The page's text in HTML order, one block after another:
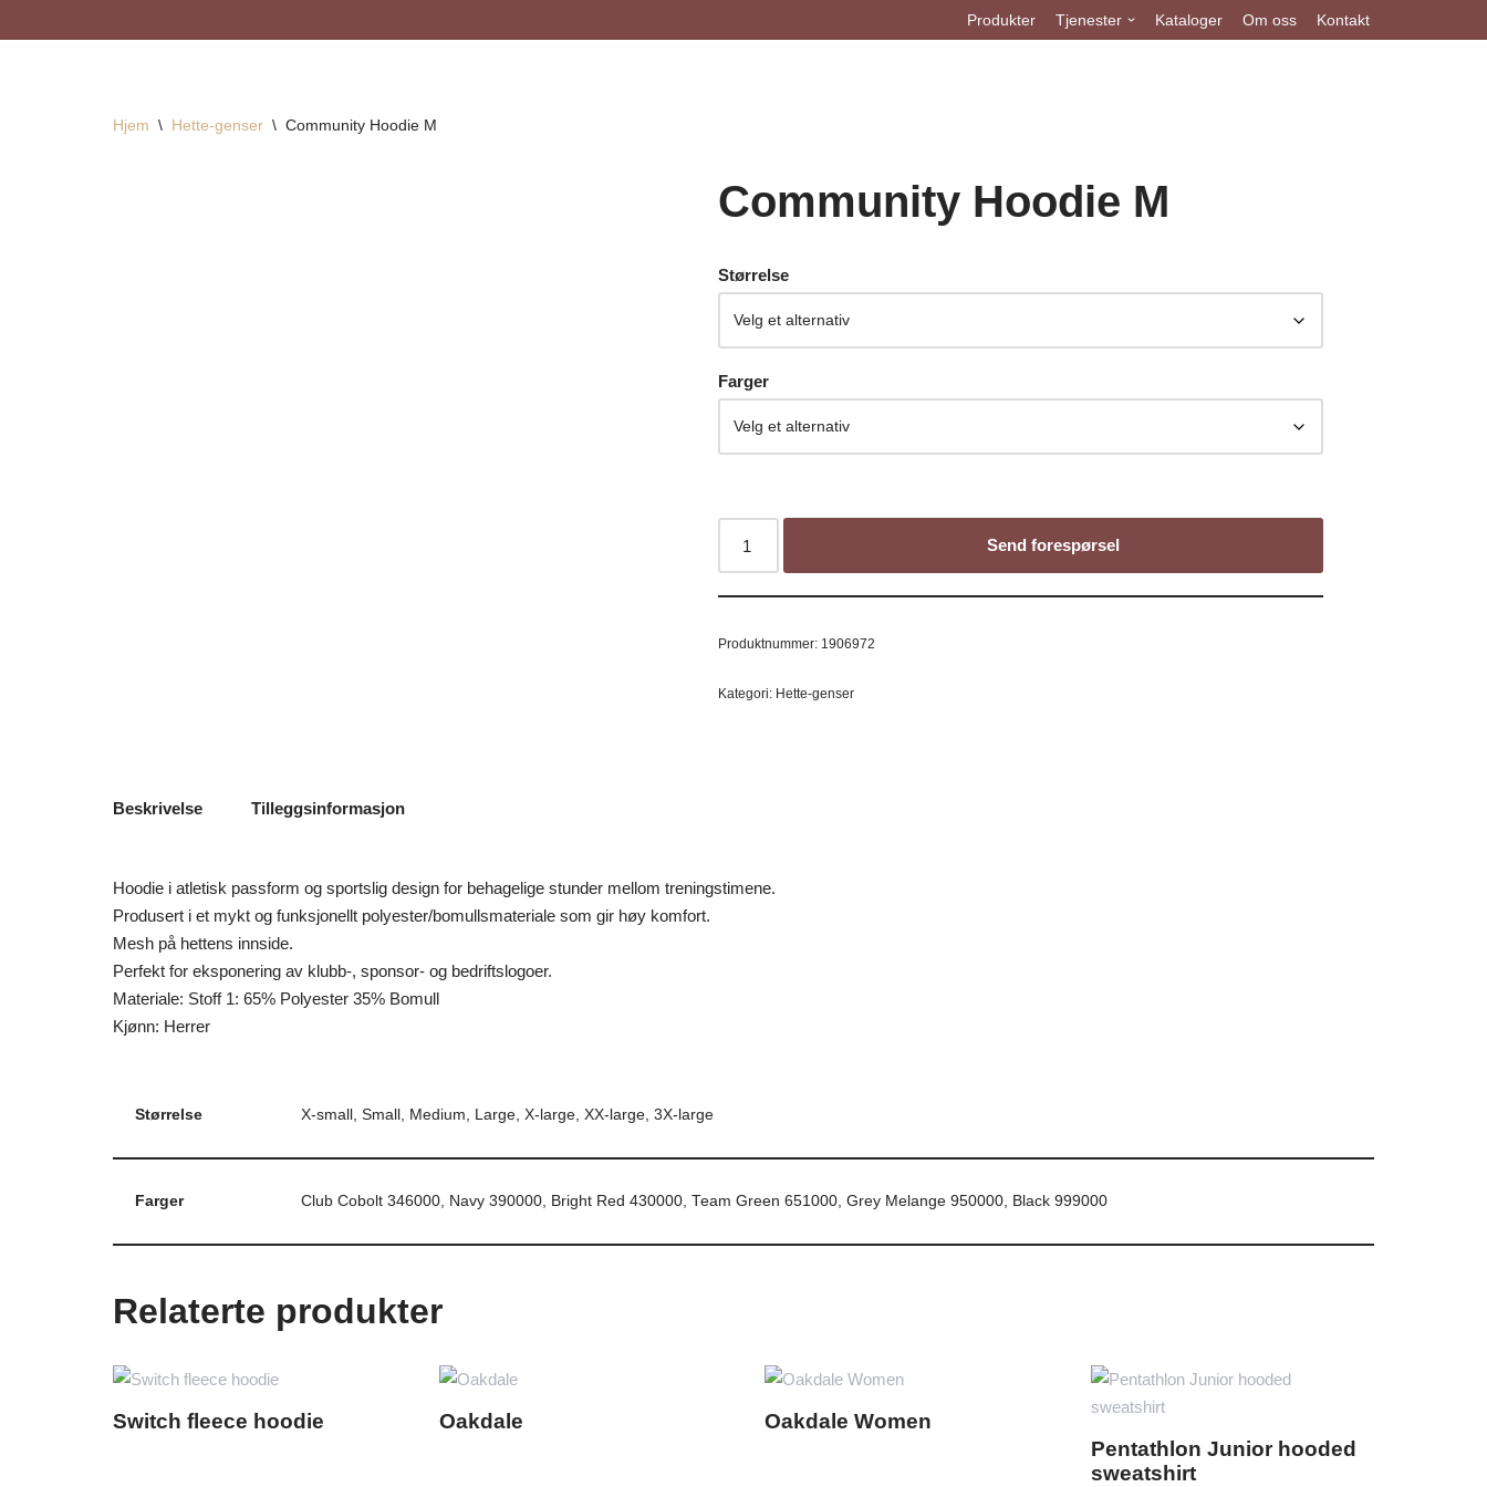
Produkter Tjenester Kataloger Om oss Kontakt
Hjem \ Hette-genser \ Community Hoodie M
Community Hoodie M
Størrelse
Farger
Send forespørsel
Produktnummer: 1906972
Kategori: Hette-genser
Beskrivelse Tilleggsinformasjon
Hoodie i atletisk passform og sportslig design for behagelige stunder mellom treningstimene.
Produsert i et mykt og funksjonellt polyester/bomullsmateriale som gir høy komfort.
Mesh på hettens innside.
Perfekt for eksponering av klubb-, sponsor- og bedriftslogoer.
Materiale: Stoff 1: 65% Polyester 35% Bomull
Kjønn: Herrer
Størrelse X-small, Small, Medium, Large, X-large, XX-large, 3X-large
Farger Club Cobolt 346000, Navy 390000, Bright Red 430000, Team Green 651000, Grey Melange 950000, Black 999000
Relaterte produkter
Switch fleece hoodie Oakdale
Oakdale Women
Pentathlon Junior hooded
sweatshirt